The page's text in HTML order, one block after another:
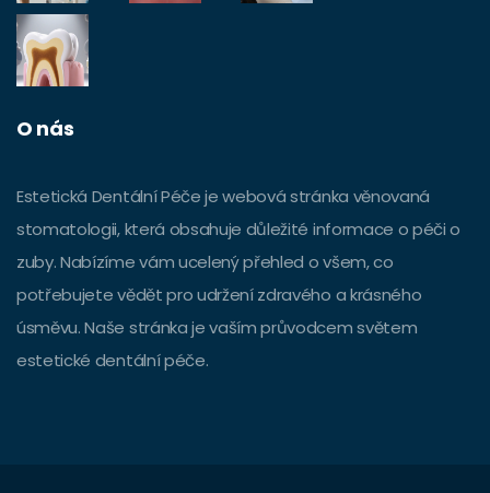
O nás
Estetická Dentální Péče je webová stránka věnovaná
stomatologii, která obsahuje důležité informace o péči o
zuby. Nabízíme vám ucelený přehled o všem, co
potřebujete vědět pro udržení zdravého a krásného
úsměvu. Naše stránka je vaším průvodcem světem
estetické dentální péče.